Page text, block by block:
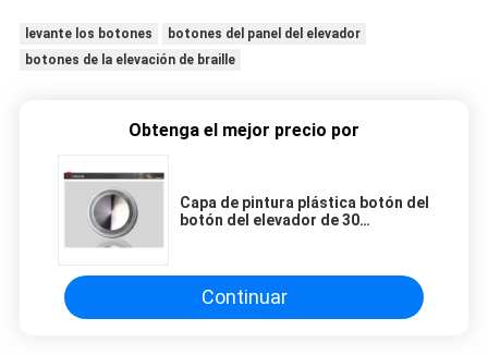
levante los botones
botones del panel del elevador
botones de la elevación de braille
Obtenga el mejor precio por
Capa de pintura plástica botón del
botón del elevador de 30
Continuar